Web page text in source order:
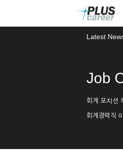
뉴
토
Latest
Job
회계 포지션
회계경력직